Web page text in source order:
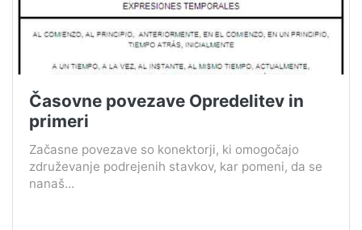
Časovne povezave Opredelitev in
primeri
Začasne povezave so konektorji, ki omogočajo
združevanje podrejenih stavkov, kar pomeni, da se
nanaš...